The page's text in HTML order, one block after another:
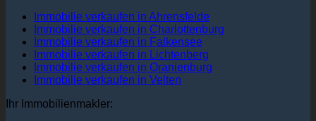
Immobilie verkaufen in Ahrensfelde
Immobilie verkaufen in Charlottenburg
Immobilie verkaufen in Falkensee
Immobilie verkaufen in Lichtenberg
Immobilie verkaufen in Oranienburg
Immobilie verkaufen in Velten
Ihr Immobilienmakler: